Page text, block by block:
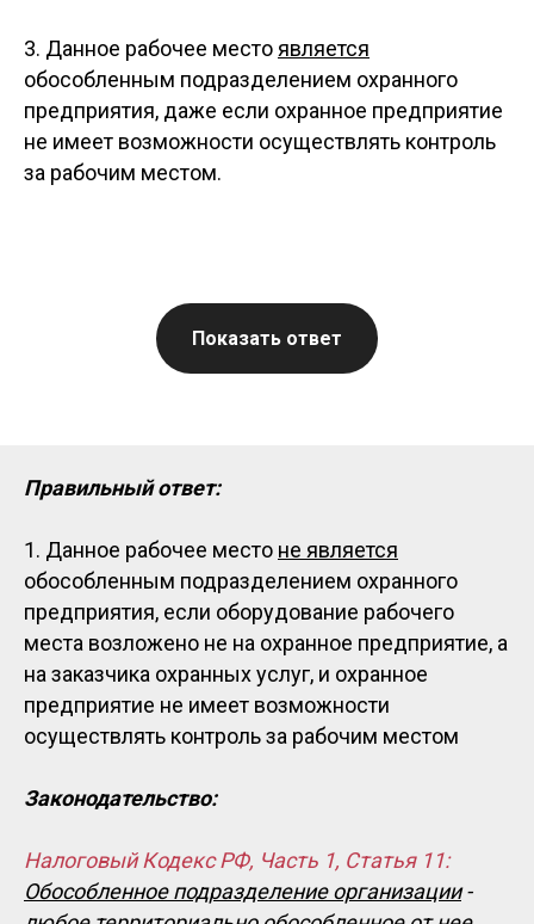
3. Данное рабочее место является
обособленным подразделением охранного
предприятия, даже если охранное предприятие
не имеет возможности осуществлять контроль
за рабочим местом.
Показать ответ
Правильный ответ:
1. Данное рабочее место не является
обособленным подразделением охранного
предприятия, если оборудование рабочего
места возложено не на охранное предприятие, а
на заказчика охранных услуг, и охранное
предприятие не имеет возможности
осуществлять контроль за рабочим местом
Законодательство:
Налоговый Кодекс РФ, Часть 1, Статья 11:
Обособленное подразделение организации-